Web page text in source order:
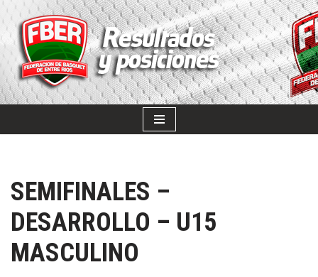
SALTAR
AL
CONTENIDO
SEMIFINALES –
DESARROLLO – U15
MASCULINO